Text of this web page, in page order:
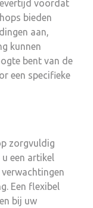
voordat
bieden
aan,
kunnen
bent van de
een specifieke
zorgvuldig
een artikel
Een flexibel
bij uw